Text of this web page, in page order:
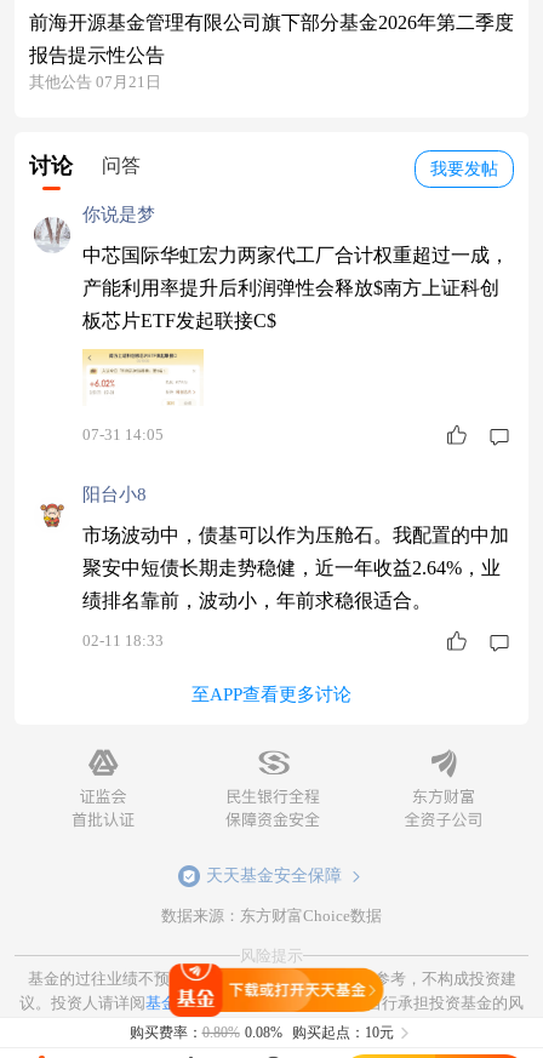
前海开源基金管理有限公司旗下部分基金2026年第二季度
报告提示性公告
其他公告 07月21日
我要发帖
讨论 问答
你说是梦
中芯国际华虹宏力两家代工厂合计权重超过一成，
产能利用率提升后利润弹性会释放$南方上证科创
板芯片ETF发起联接C$
07-31 14:05
阳台小8
市场波动中，债基可以作为压舱石。我配置的中加
聚安中短债长期走势稳健，近一年收益2.64%，业
绩排名靠前，波动小，年前求稳很适合。
02-11 18:33
至APP查看更多讨论
天天基金安全保障
数据来源：东方财富Choice数据
风险提示
基金的过往业绩不预示其未来表现，相关数据仅供参考，不构成投资建
议。投资人请详阅基金合同和基金招募说明书。并自行承担投资基金的风
险。
购买费率：0.80% 0.08% 购买起点：10元
打开天天基金